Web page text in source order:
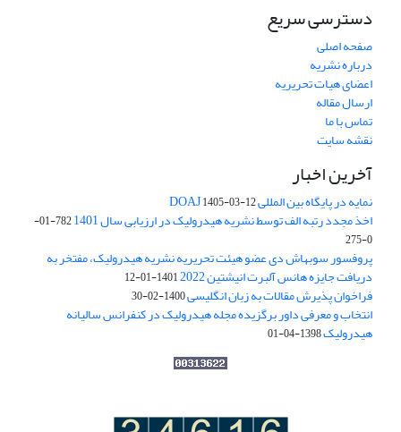
دسترسی سریع
صفحه اصلی
درباره نشریه
اعضای هیات تحریریه
ارسال مقاله
تماس با ما
نقشه سایت
آخرین اخبار
نمایه در پایگاه بین المللی DOAJ1405-03-12
اخذ مجدد رتبه الف توسط نشریه هیدرولیک در ارزیابی سال 1401
782-01-
0-275
پروفسور سوبهاش دی عضو هیئت تحریریه نشریه هیدرولیک، مفتخر به
دریافت جایزه هانس آلبرت انیشتین 2022 1401-01-12
فراخوان پذیرش مقالات به زبان انگلیسی1400-02-30
انتخاب و معرفی داور برگزیده مجله هیدرولیک در کنفرانس سالیانه
هیدرولیک1398-04-01